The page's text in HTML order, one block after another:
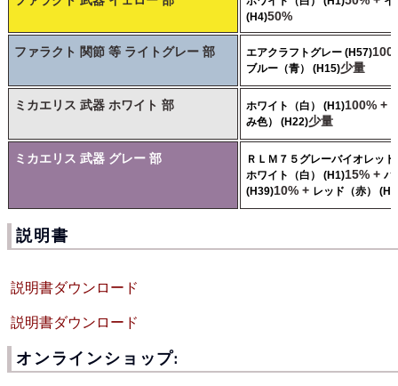
(H4)50%
ファラクト 関節 等 ライトグレー 部 エアクラフトグレー (H57)
ブルー（青） (H15)少量
ミカエリス 武器 ホワイト 部 ホワイト（白） (H1)100% +
み色） (H22)少量
ミカエリス 武器 グレー 部
ＲＬＭ７５グレーバイオレッ
ホワイト（白） (H1)15% + パ
(H39)10% + レッド（赤）
説明書
説明書ダウンロード
説明書ダウンロード
オンラインショップ: